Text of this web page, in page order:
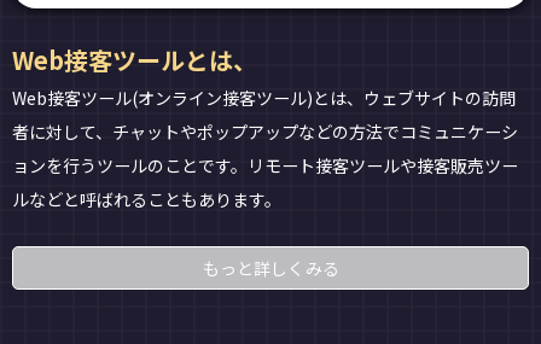
Web接客ツールとは、
Web接客ツール(オンライン接客ツール)とは、ウェブサイトの訪問
者に対して、チャットやポップアップなどの方法でコミュニケーシ
ョンを行うツールのことです。リモート接客ツールや接客販売ツー
ルなどと呼ばれることもあります。
もっと詳しくみる